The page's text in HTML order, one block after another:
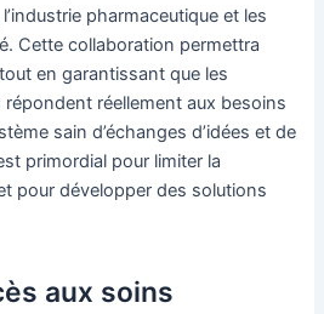
pharmaceutique et les
Cette collaboration permettra
en garantissant que les
réellement aux besoins
sain d’échanges d’idées et de
primordial pour limiter la
pour développer des solutions
aux soins